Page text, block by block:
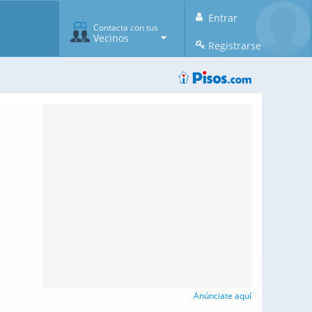
Entrar
Registrarse
Contacta con tus
Vecinos
Anúnciate aquí